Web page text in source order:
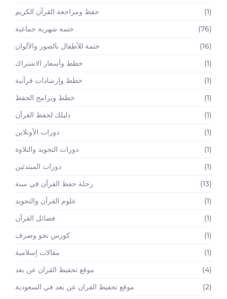
حفظ ومراجعة القرآن الكريم
(1)
ختمة شهرية جماعية
(76)
ختمة للأطفال بالصور والألوان
(16)
خطط وأسعار الاشتراك
(1)
خطط وإرشادات قرآنية
(1)
خطط وبرامج الحفظ
(1)
دليلك لحفظ القرآن
(1)
دورات الأونلاين
(1)
دورات التجويد والتلاوة
(1)
دورات المبتدئين
(1)
رحلة حفظ القرآن في سنة
(13)
علوم القرآن والتجويد
(1)
فضائل القرآن
(1)
كورس نحو وصرف
(1)
مقالات إسلامية
(1)
موقع تحفيظ القران عن بعد
(4)
موقع تحفيظ القران عن بعد في السعودية
(2)